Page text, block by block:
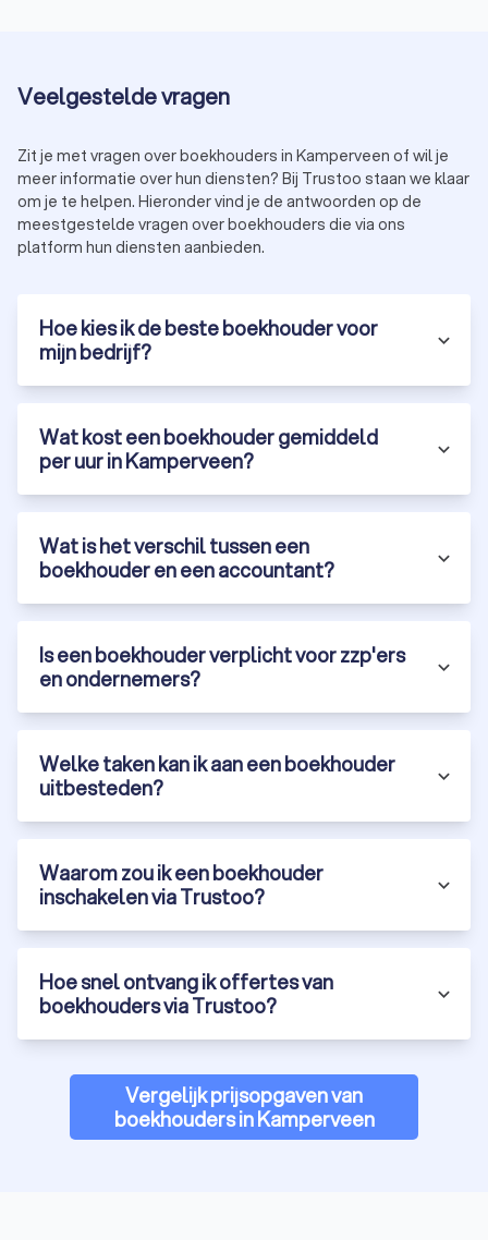
Veelgestelde vragen
Zit je met vragen over boekhouders in Kamperveen of wil je
meer informatie over hun diensten? Bij Trustoo staan we klaar
om je te helpen. Hieronder vind je de antwoorden op de
meestgestelde vragen over boekhouders die via ons
platform hun diensten aanbieden.
Hoe kies ik de beste boekhouder voor
mijn bedrijf?
Wat kost een boekhouder gemiddeld
per uur in Kamperveen?
Wat is het verschil tussen een
boekhouder en een accountant?
Is een boekhouder verplicht voor zzp'ers
en ondernemers?
Welke taken kan ik aan een boekhouder
uitbesteden?
Waarom zou ik een boekhouder
inschakelen via Trustoo?
Hoe snel ontvang ik offertes van
boekhouders via Trustoo?
Vergelijk prijsopgaven van
boekhouders in Kamperveen